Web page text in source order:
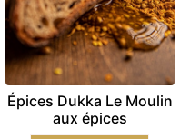
Épices Dukka Le Moulin
aux épices